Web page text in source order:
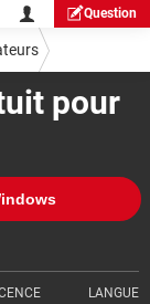
Question
pour
LANGUE